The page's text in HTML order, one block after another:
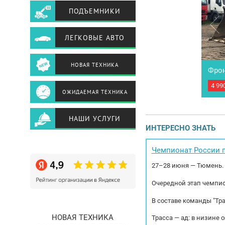
м3.
4
ИНТЕРЕСНО ЗНАТЬ
Чемпионат России
27–28 июня — Тюмень.
Очередной этап
В составе команды
Трасса — ад: в низине
ПОДЪЕМНИКИ
ЛЕГКОВЫЕ АВТО
НОВАЯ ТЕХНИКА
ОЖИДАЕМАЯ ТЕХНИКА
НАШИ УСЛУГИ
НОВАЯ ТЕХНИКА